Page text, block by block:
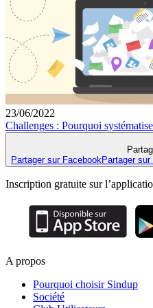
23/06/2022
Challenges : Pourquoi
Partager sur Facebook Partager sur
Inscription gratuite sur
A propos
Pourquoi choisir Sindup
Société